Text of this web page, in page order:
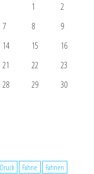
1
2
7 8
9
14 15
16
21 22
23
28 29
30
Druck Fahne
Fahnen